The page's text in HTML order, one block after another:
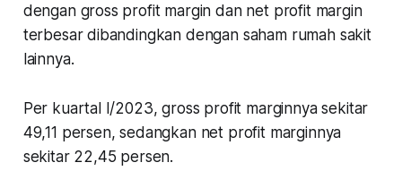
dengan gross profit margin dan net profit margin
terbesar dibandingkan dengan saham rumah sakit
lainnya.
Per kuartal I/2023, gross profit marginnya sekitar
49,11 persen, sedangkan net profit marginnya
sekitar 22,45 persen.